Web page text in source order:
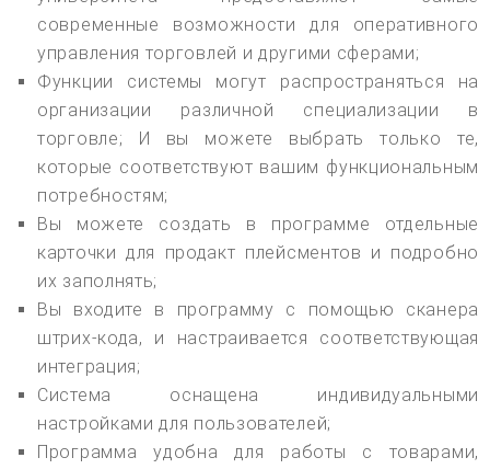
современные возможности для оперативного
управления торговлей и другими сферами;
Функции системы могут распространяться на
организации различной специализации в
торговле; И вы можете выбрать только те,
которые соответствуют вашим функциональным
потребностям;
Вы можете создать в программе отдельные
карточки для продакт плейсментов и подробно
их заполнять;
Вы входите в программу с помощью сканера
штрих-кода, и настраивается соответствующая
интеграция;
Система оснащена индивидуальными
настройками для пользователей;
Программа удобна для работы с товарами,